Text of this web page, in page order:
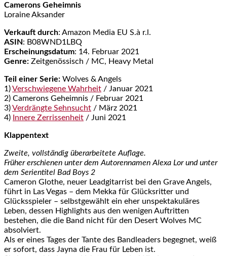
Camerons Geheimnis
Loraine Aksander
Verkauft durch: Amazon Media EU S.à r.l.
ASIN: B08WND1LBQ
Erscheinungsdatum: 14. Februar 2021
Genre: Zeitgenössisch / MC, Heavy Metal
Teil einer Serie: Wolves & Angels
1)Verschwiegene Wahrheit / Januar 2021
2) Camerons Geheimnis / Februar 2021
3)Verdrängte Sehnsucht / März 2021
4) Innere Zerrissenheit / Juni 2021
Klappentext
Zweite, vollständig überarbeitete Auflage.
Früher erschienen unter dem Autorennamen Alexa Lor und unter
dem Serientitel Bad Boys 2
Cameron Glothe, neuer Leadgitarrist bei den Grave Angels,
führt in Las Vegas – dem Mekka für Glücksritter und
Glücksspieler – selbstgewählt ein eher unspektakuläres
Leben, dessen Highlights aus den wenigen Auftritten
bestehen, die die Band nicht für den Desert Wolves MC
absolviert.
Als er eines Tages der Tante des Bandleaders begegnet, weiß
er sofort, dass Jayna die Frau für Leben ist.